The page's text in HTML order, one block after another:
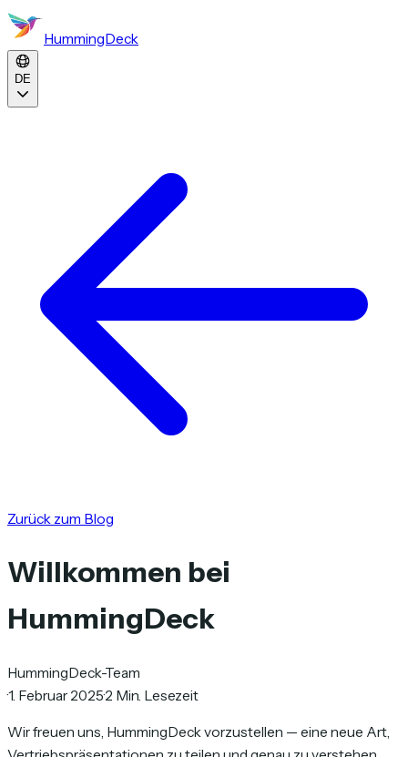
HummingDeck
DE
Zurück zum Blog
Willkommen bei
HummingDeck
HummingDeck-Team
·1. Februar 2025·2 Min. Lesezeit
Wir freuen uns, HummingDeck vorzustellen — eine neue Art,